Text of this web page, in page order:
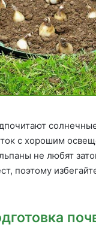
с хорошим
не любят
поэтому